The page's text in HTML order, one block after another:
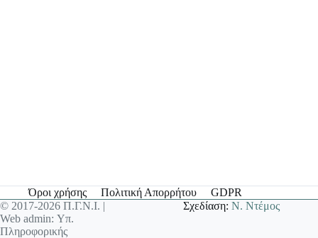
Όροι χρήσης Πολιτική Απορρήτου
GDPR
© 2017-2026 Π.Γ.Ν.Ι. |
Web admin: Υπ.
Πληροφορικής
Σχεδίαση:Ν. Ντέμος